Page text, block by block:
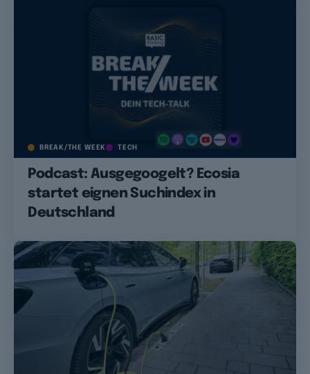
BREAK/THE WEEK TECH
Podcast: Ausgegoogelt? Ecosia
startet eignen Suchindex in
Deutschland